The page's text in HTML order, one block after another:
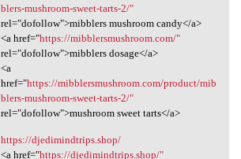
blers-mushroom-sweet-tarts-2/"
rel="dofollow">mibblers mushroom candy</a>
<a href="https://mibblersmushroom.com/"
rel="dofollow">mibblers dosage</a>
<a
href="https://mibblersmushroom.com/product/mib
blers-mushroom-sweet-tarts-2/"
rel="dofollow">mushroom sweet tarts</a>
https://djedimindtrips.shop/
<a href="https://djedimindtrips.shop/"